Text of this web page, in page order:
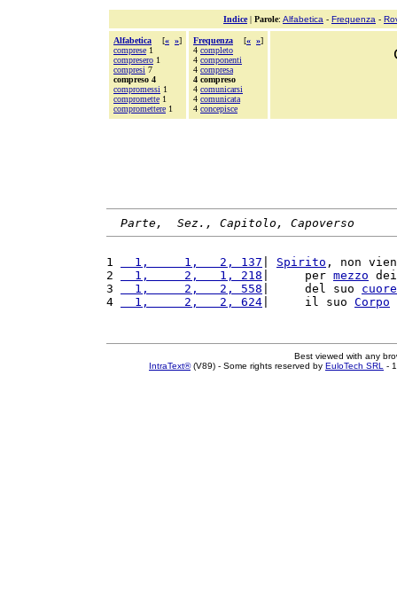
Indice| Parole: Alfabetica - Frequenza -
Alfabetica [« »]
comprese 1
compresero 1
compresi 7
compreso 4
compromessi 1
compromette 1
compromettere 1
Frequenza [« »]
4 completo
4 componenti
4 compresa
4 compreso
4 comunicarsi
4 comunicata
4 concepisce
Parte,  Sez., Capitolo, Capoverso
1
  1,     1,   2, 137
Spirito , non
2
  1,     2,   1, 218
|     per mezzo
3
  1,     2,   2, 558
|     del suo cuore
4
  1,     2,   2, 624
|     il suo Corpo
Best viewed with any
IntraText®(V89) - Some rights reserved by EuloTech SRL -